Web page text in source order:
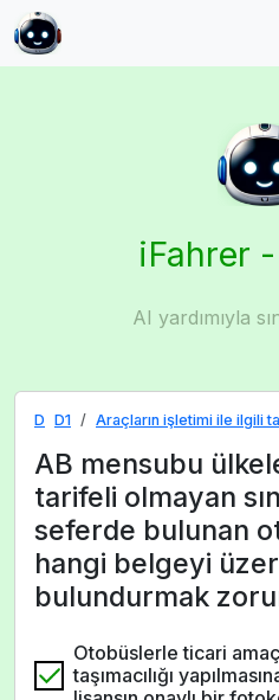
iFahrer
AI yardımıyla
D D1 Araçların işletimi ile ilgili
AB mensubu
tarifeli olmayan
seferde bulunan
hangi belgeyi
bulundurmak
Otobüslerle ticari
taşımacılığı